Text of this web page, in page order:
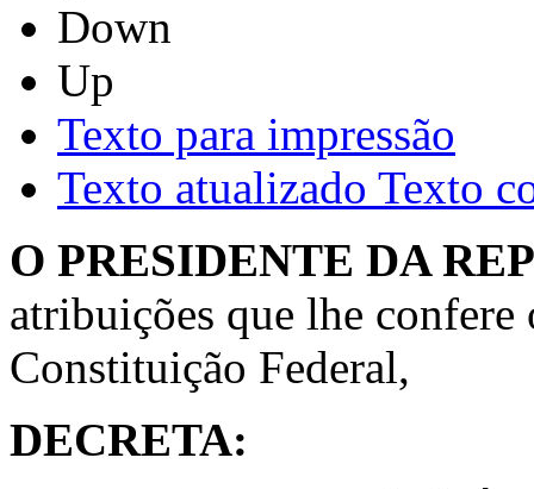
Down
Up
Texto para impressão
Texto atualizado Texto
O PRESIDENTE DA
atribuições que lhe
Constituição Federal,
DECRETA: